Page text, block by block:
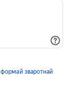
формай зваротнай